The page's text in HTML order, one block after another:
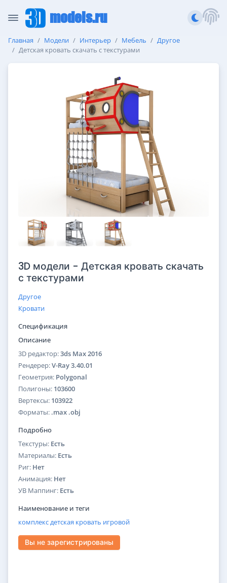
models.ru
Главная Модели Интерьер Мебель
Другое
Детская кровать скачать с текстурами
3D модели - Детская кровать скачать
с текстурами
Другое
Кровати
Спецификация
Описание
3D редактор:3ds Max 2016
Рендерер:V-Ray 3.40.01
Геометрия: Polygonal
Полигоны: 103600
Вертексы: 103922
Форматы: .max .obj
Подробно
Текстуры: Есть
Материалы: Есть
Риг: Нет
Анимация: Нет
УВ Маппинг: Есть
Наименование и теги
комплексдетская кровать игровой
Вы не зарегистрированы